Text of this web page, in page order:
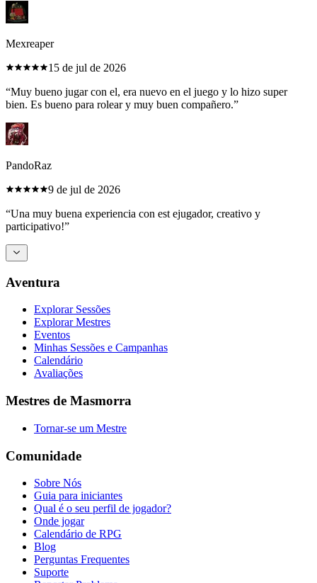
Mexreaper
15 de jul de 2026
“Muy bueno jugar con el, era nuevo en el juego y lo hizo super
bien. Es bueno para rolear y muy buen compañero.”
PandoRaz
9 de jul de 2026
“Una muy buena experiencia con est ejugador, creativo y
participativo!”
Aventura
Explorar Sessões
Explorar Mestres
Eventos
Minhas Sessões e Campanhas
Calendário
Avaliações
Mestres de Masmorra
Tornar-se um Mestre
Comunidade
Sobre Nós
Guia para iniciantes
Qual é o seu perfil de jogador?
Onde jogar
Calendário de RPG
Blog
Perguntas Frequentes
Suporte